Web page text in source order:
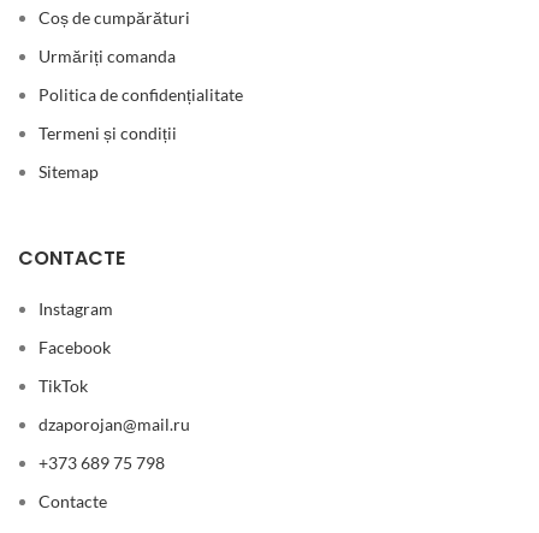
Coș de cumpărături
Urmăriți comanda
Politica de confidențialitate
Termeni și condiții
Sitemap
CONTACTE
Instagram
Facebook
TikTok
dzaporojan@mail.ru
+373 689 75 798
Contacte